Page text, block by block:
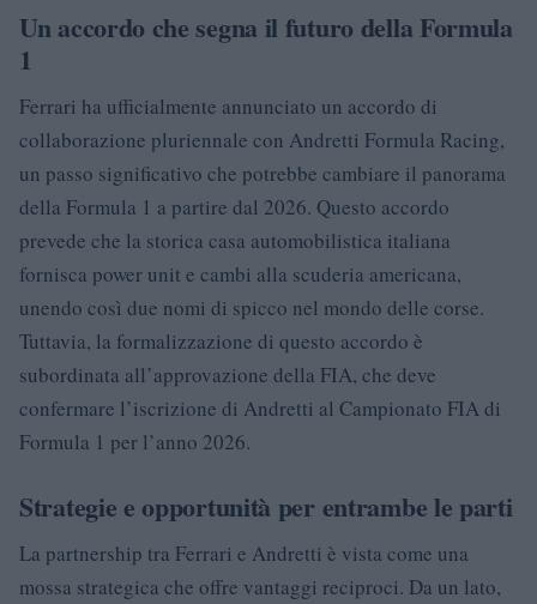
Un accordo che segna il futuro della Formula
1
Ferrari ha ufficialmente annunciato un accordo di
collaborazione pluriennale con Andretti Formula Racing,
un passo significativo che potrebbe cambiare il panorama
della Formula 1 a partire dal 2026. Questo accordo
prevede che la storica casa automobilistica italiana
fornisca power unit e cambi alla scuderia americana,
unendo così due nomi di spicco nel mondo delle corse.
Tuttavia, la formalizzazione di questo accordo è
subordinata all’approvazione della FIA, che deve
confermare l’iscrizione di Andretti al Campionato FIA di
Formula 1 per l’anno 2026.
Strategie e opportunità per entrambe le parti
La partnership tra Ferrari e Andretti è vista come una
mossa strategica che offre vantaggi reciproci. Da un lato,